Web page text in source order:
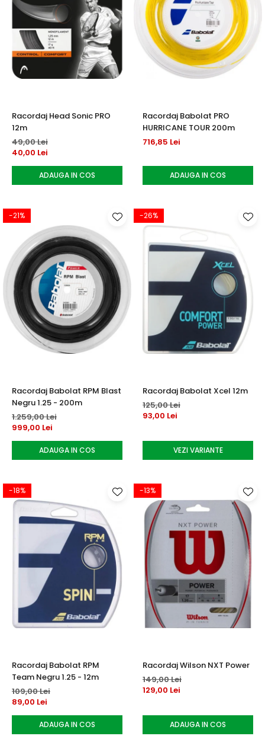
Racordaj Head Sonic PRO
12m
49,00 Lei
40,00 Lei
ADAUGA IN COS
Racordaj Babolat PRO
HURRICANE TOUR 200m
716,85 Lei
ADAUGA IN COS
-21%
Racordaj Babolat RPM Blast
Negru 1.25 - 200m
1.259,00 Lei
999,00 Lei
ADAUGA IN COS
-26%
Racordaj Babolat Xcel 12m
125,00 Lei
93,00 Lei
VEZI VARIANTE
-18%
Racordaj Babolat RPM
Team Negru 1.25 - 12m
109,00 Lei
89,00 Lei
ADAUGA IN COS
-13%
Racordaj Wilson NXT Power
149,00 Lei
129,00 Lei
ADAUGA IN COS